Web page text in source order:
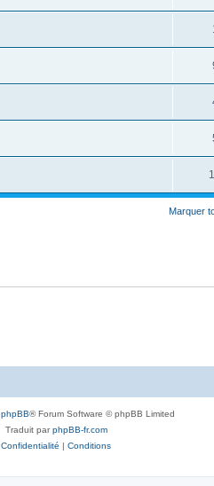
Marquer
phpBB® Forum Software © phpBB Limited
Traduit parphpBB-fr.com
Confidentialité | Conditions